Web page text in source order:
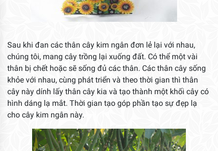
Sau khi đan các thân cây kim ngân đơn lẻ lại với nhau,
chúng tôi, mang cây trồng lại xuống đất. Có thể một vài
thân bị chết hoặc sẽ sống đủ các thân. Các thân cây sống
khỏe với nhau, cùng phát triển và theo thời gian thì thân
cây này dính lấy thân cây kia và tạo thành một khối cây có
hình dáng lạ mắt. Thời gian tạo góp phần tạo sự đẹp lạ
cho cây kim ngân này.